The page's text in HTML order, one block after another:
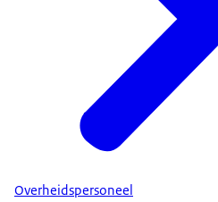
Overheidspersoneel